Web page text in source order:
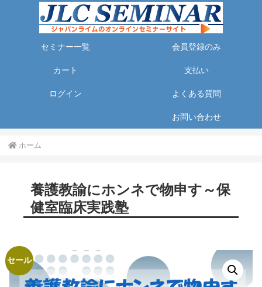
セミナー一覧 会員登録のみ
カート 支払い
ログイン よくある質問
お問い合わせ
ホーム
養護教諭にホンネで物申す～保
健室臨床実践塾
セール